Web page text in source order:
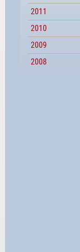
2011
2010
2009
2008